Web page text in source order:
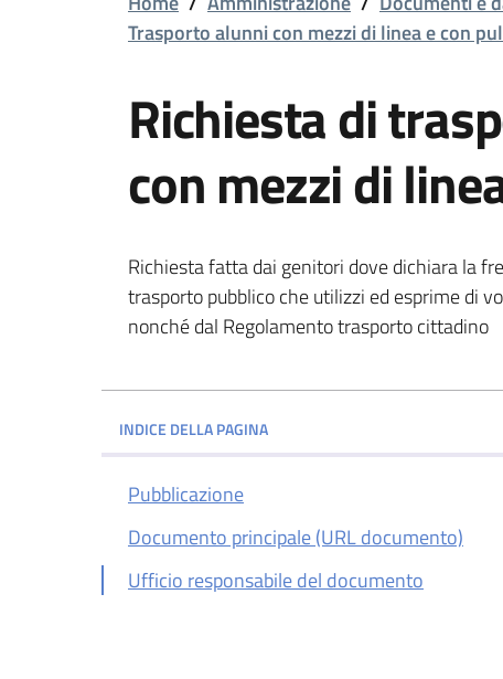
Trasporto alunni con mezzi di linea e con
Richiesta di
con mezzi di
Richiesta fatta dai genitori dove dichiara la
trasporto pubblico che utilizzi ed esprime di
nonché dal Regolamento trasporto cittadino
INDICE DELLA PAGINA
Pubblicazione
Documento principale (URL documento)
Ufficio responsabile del documento